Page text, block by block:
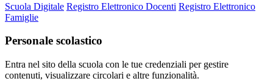
Scuola Digitale Registro Elettronico Docenti Registro Elettronico
Famiglie
Personale scolastico
Entra nel sito della scuola con le tue credenziali per gestire
contenuti, visualizzare circolari e altre funzionalità.